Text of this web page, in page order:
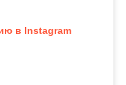
в Instagram